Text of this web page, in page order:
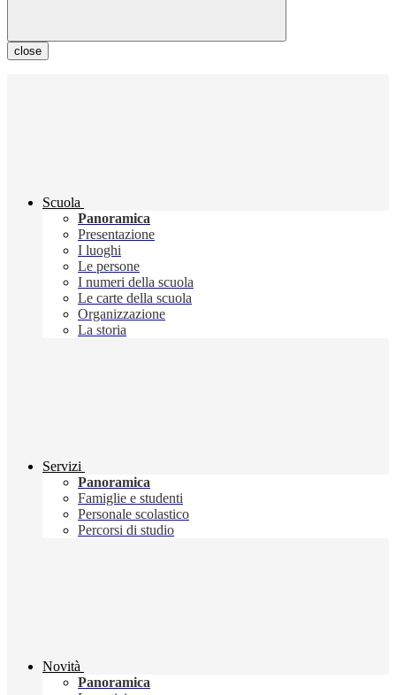
close
Scuola
Panoramica
Presentazione
I luoghi
Le persone
I numeri della scuola
Le carte della scuola
Organizzazione
La storia
Servizi
Panoramica
Famiglie e studenti
Personale scolastico
Percorsi di studio
Novità
Panoramica